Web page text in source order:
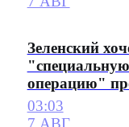
Зеленский
операцию"
03:03
7 АВГ